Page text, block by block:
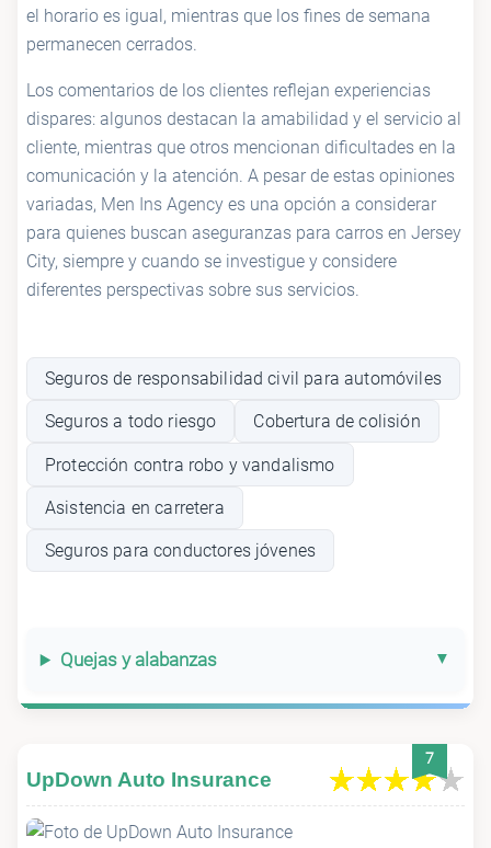
el horario es igual, mientras que los fines de semana
permanecen cerrados.
Los comentarios de los clientes reflejan experiencias
dispares: algunos destacan la amabilidad y el servicio al
cliente, mientras que otros mencionan dificultades en la
comunicación y la atención. A pesar de estas opiniones
variadas, Men Ins Agency es una opción a considerar
para quienes buscan aseguranzas para carros en Jersey
City, siempre y cuando se investigue y considere
diferentes perspectivas sobre sus servicios.
Seguros de responsabilidad civil para automóviles
Seguros a todo riesgo Cobertura de colisión
Protección contra robo y vandalismo
Asistencia en carretera
Seguros para conductores jóvenes
Quejas y alabanzas
7
UpDown Auto Insurance